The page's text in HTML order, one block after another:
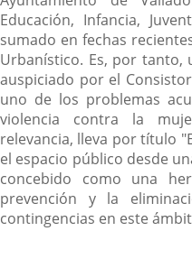
Educación, Infancia,
sumado en fechas
Urbanístico. Es, por tanto,
auspiciado por el
uno de los problemas
violencia contra la
relevancia, lleva por título
el espacio público desde
concebido como una
prevención y la
contingencias en este